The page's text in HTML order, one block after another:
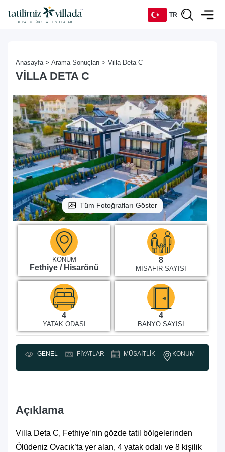
TR
RU
Anasayfa > Arama Sonuçları > Villa Deta C
VILLA DETA C
Tüm Fotoğrafları Göster
KONUM
Fethiye / Hisarönü
8
MISAFIR SAYISI
4
YATAK ODASI
4
BANYO SAYISI
GENEL FIYATLAR MÜSAITLIK KONUM
Açıklama
Villa Deta C, Fethiye’nin gözde tatil bölgelerinden
Ölüdeniz Ovacık’ta yer alan, 4 yatak odalı ve 8 kişilik